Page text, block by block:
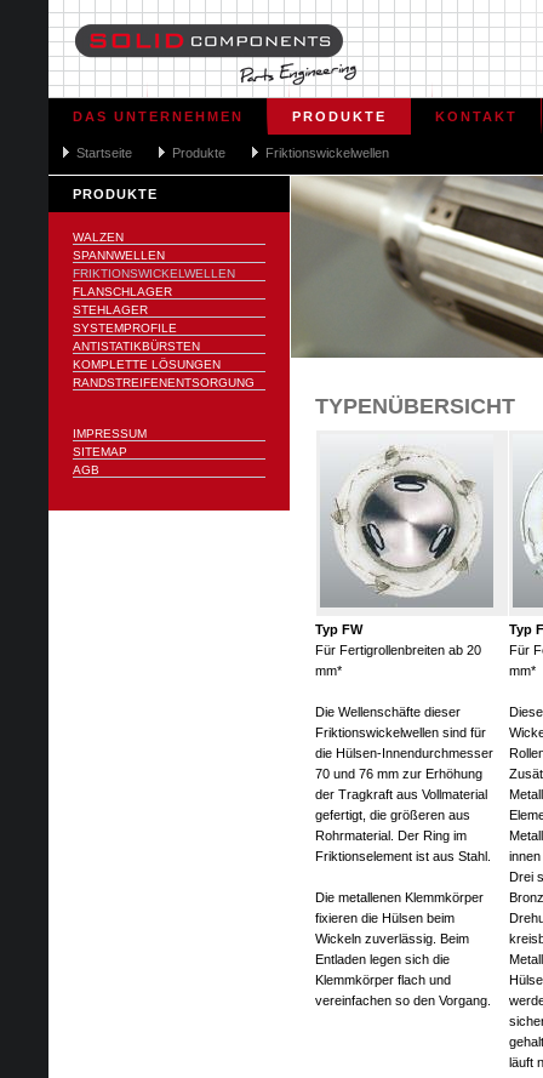
TYPENÜBERSICHT
Typ FW
Für Fertigrollenbreiten ab 20
mm*
Die Wellenschäfte dieser
Friktionswickelwellen sind für
die Hülsen-Innendurchmesser
70 und 76 mm zur Erhöhung
der Tragkraft aus Vollmaterial
gefertigt, die größeren aus
Rohrmaterial. Der Ring im
Friktionselement ist aus Stahl.
Die metallenen Klemmkörper
fixieren die Hülsen beim
Wickeln zuverlässig. Beim
Entladen legen sich die
Klemmkörper flach und
vereinfachen so den Vorgang.
Typ
Für
mm*
Drei
läuft
DAS UNTERNEHMEN PRODUKTE KONTAKT
Startseite Produkte Friktionswickelwellen
PRODUKTE
WALZEN
SPANNWELLEN
FRIKTIONSWICKELWELLEN
FLANSCHLAGER
STEHLAGER
SYSTEMPROFILE
ANTISTATIKBÜRSTEN
KOMPLETTE LÖSUNGEN
RANDSTREIFENENTSORGUNG
IMPRESSUM
SITEMAP
AGB